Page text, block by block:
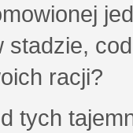
racji?
tych